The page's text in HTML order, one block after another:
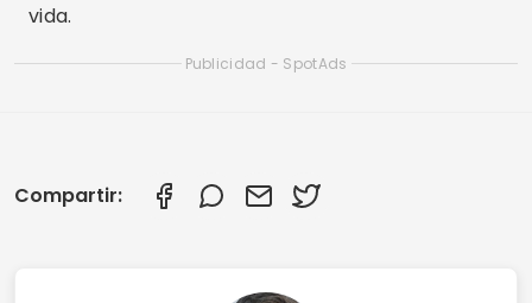
vida.
Publicidad - SpotAds
Compartir: